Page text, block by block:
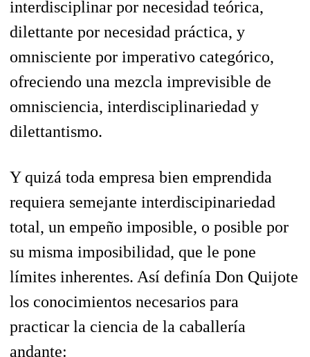
interdisciplinar por necesidad teórica,
dilettante por necesidad práctica, y
omnisciente por imperativo categórico,
ofreciendo una mezcla imprevisible de
omnisciencia, interdisciplinariedad y
dilettantismo.
Y quizá toda empresa bien emprendida
requiera semejante interdiscipinariedad
total, un empeño imposible, o posible por
su misma imposibilidad, que le pone
límites inherentes. Así definía Don Quijote
los conocimientos necesarios para
practicar la ciencia de la caballería
andante: